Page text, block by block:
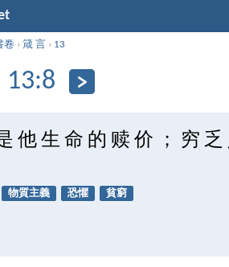
卷 ›箴 言 › 13
他 生 命 的 赎 价 ； 穷
物質主義 恐懼 貧窮